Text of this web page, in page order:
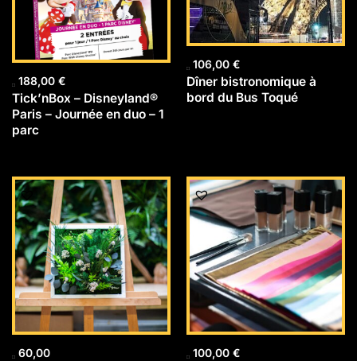
188,00 €
Tick’nBox – Disneyland®
Paris – Journée en duo – 1
parc
106,00 €
Dîner bistronomique à
bord du Bus Toqué
60,00 100,00 €